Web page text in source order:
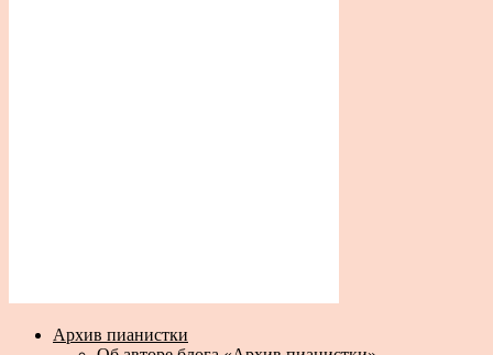
Архив пианистки